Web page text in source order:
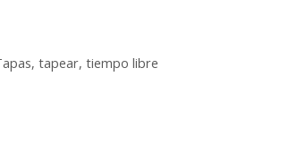
,tapear,tiempo libre